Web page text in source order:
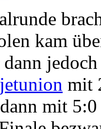
kam
mit
mit